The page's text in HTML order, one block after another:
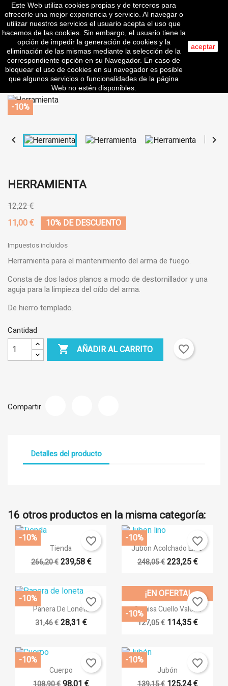
 
search
-10%
 
HERRAMIENTA
12,22 €
11,00 €
10% DE DESCUENTO
Impuestos incluidos
Herramienta para el mantenimiento del arma de fuego.
Consta de dos lados planos a modo de destornillador y una
aguja para la limpieza del oído del arma.
De hierro templado.
Cantidad
 AÑADIR AL CARRITO favorite_border
Compartir
Detalles del producto
16 otros productos en la misma categoría:
 Vista rápida
Tienda
266,20 € 239,58 €
-10% favorite_border  Vista rápida
Jubón Acolchado LINO
248,05 € 223,25 €
-10% favorite_border
Vista rápida
Panera De Loneta
31,46 €28,31 €
-10% favorite_border Vista rápida
Camisa Cuello Valona
127,05 € 114,35 €
¡EN OFERTA!
-10%
favorite_border

Vista rápida
Cuerpo
-10% favorite_border 
Vista rápida
Jubón
-10% favorite_border
Este Web utiliza cookies propias y de terceros para
ofrecerle una mejor experiencia y servicio. Al navegar o
utilizar nuestros servicios el usuario acepta el uso que
hacemos de las cookies. Sin embargo, el usuario tiene la
opción de impedir la generación de cookies y la
eliminación de las mismas mediante la selección de la
correspondiente opción en su Navegador. En caso de
bloquear el uso de cookies en su navegador es posible
que algunos servicios o funcionalidades de la página
Web no estén disponibles.
aceptar